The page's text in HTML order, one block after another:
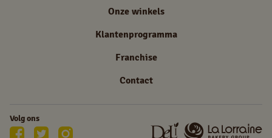
Volg ons
Onze winkels
Klantenprogramma
Franchise
Contact